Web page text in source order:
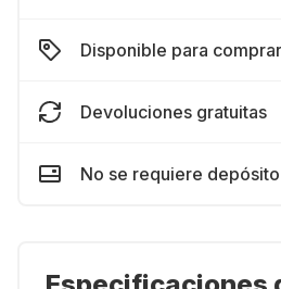
Disponible para comprar
Devoluciones gratuitas
No se requiere depósito